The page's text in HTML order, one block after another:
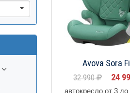
Avova Sora
32 990 24
автокресло от 3 до